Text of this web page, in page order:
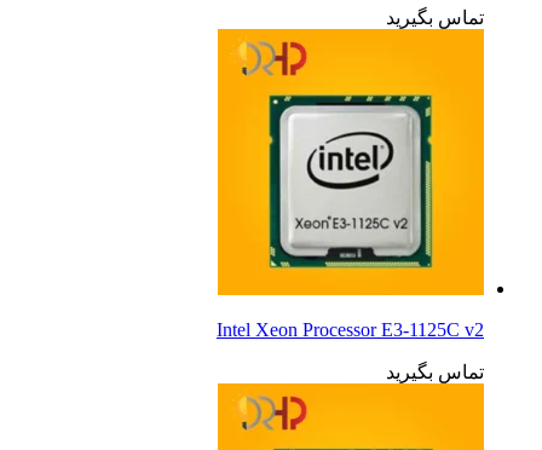
تماس بگیرید
Intel Xeon Processor E3-1125C v2
تماس بگیرید